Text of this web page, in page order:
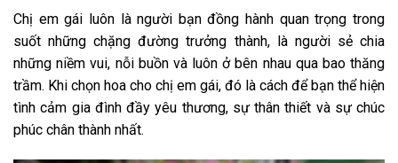
Chị em gái luôn là người bạn đồng hành quan trọng trong
suốt những chặng đường trưởng thành, là người sẻ chia
những niềm vui, nỗi buồn và luôn ở bên nhau qua bao thăng
trầm. Khi chọn hoa cho chị em gái, đó là cách để bạn thể hiện
tình cảm gia đình đầy yêu thương, sự thân thiết và sự chúc
phúc chân thành nhất.